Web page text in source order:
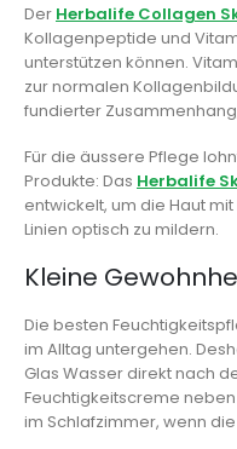
Der Herbalife Collagen
Kollagenpeptide und
unterstützen können.
zur normalen
fundierter
Für die äussere Pflege
Produkte: Das Herbalife
entwickelt, um die Haut
Linien optisch zu mildern.
Kleine
Die besten
im Alltag untergehen.
Glas Wasser direkt nach
Feuchtigkeitscreme
im Schlafzimmer, wenn